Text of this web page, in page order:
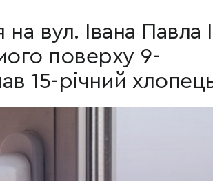
вул. Івана Павла
поверху 9-
15-річний